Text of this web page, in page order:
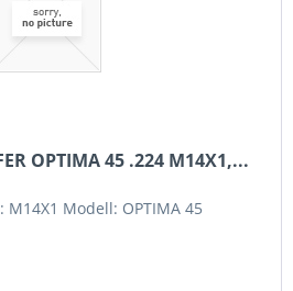
OPTIMA 45 .224 M14X1,...
Modell: OPTIMA 45